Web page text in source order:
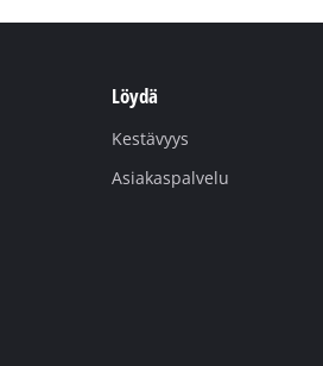
Löydä
Kestävyys
Asiakaspalvelu